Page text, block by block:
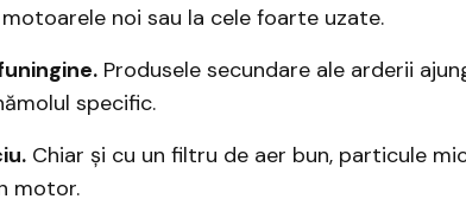
noi sau la cele foarte uzate.
Produsele secundare ale arderii
specific.
Chiar și cu un filtru de aer bun, particule
motor.